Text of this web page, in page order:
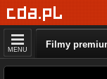
MENU Filmy